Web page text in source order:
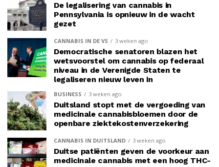
De legalisering van cannabis in
Pennsylvania is opnieuw in de wacht
gezet
CANNABIS IN DE VS 3 weken ago
Democratische senatoren blazen het
wetsvoorstel om cannabis op federaal
niveau in de Verenigde Staten te
legaliseren nieuw leven in
BUSINESS 3 weken ago
Duitsland stopt met de vergoeding van
medicinale cannabisbloemen door de
openbare ziektekostenverzekering
CANNABIS IN DUITSLAND 3 weken ago
Duitse patiënten geven de voorkeur aan
medicinale cannabis met een hoog THC-